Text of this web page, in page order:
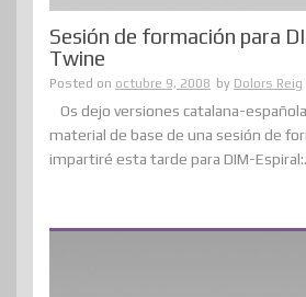
Sesión de formación para
Twine
Posted on octubre 9, 2008 by Dolors Reig
Os dejo versiones catalana-
material de base de una sesión de
impartiré esta tarde para DIM-